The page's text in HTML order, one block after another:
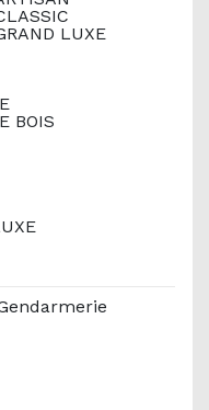
LUXE
BOIS